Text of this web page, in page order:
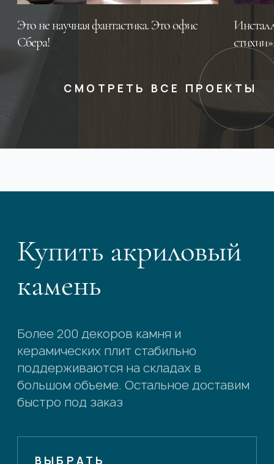
Это не научная фантастика. Это офис
Сбера!
СМОТРЕТЬ ВСЕ ПРОЕКТЫ
Купить акриловый
камень
Более 200 декоров камня и
керамических плит стабильно
поддерживаются на складах в
большом объеме. Остальное доставим
быстро под заказ
ВЫБРАТЬ